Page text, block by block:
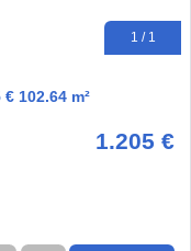
1 / 1
102.64 m²
1.205 €